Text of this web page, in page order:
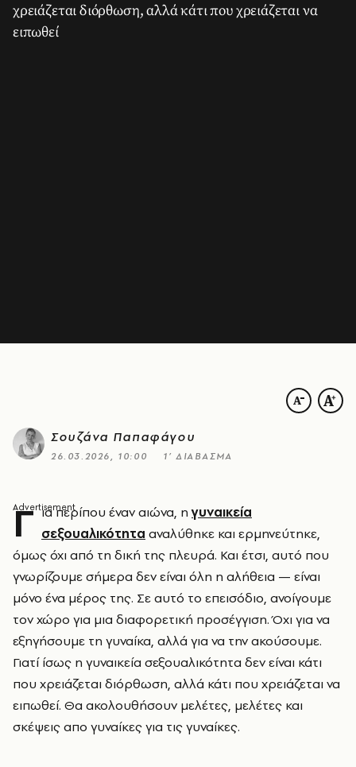
χρειάζεται διόρθωση, αλλά κάτι που χρειάζεται να
ειπωθεί
Σουζάνα Παπαφάγου
26.03.2026, 10:00 1’ ΔΙΑΒΑΣΜΑ
Γ ια περίπου έναν αιώνα, ηγυναικεία
σεξουαλικότητα αναλύθηκε και ερμηνεύτηκε,
όμως όχι από τη δική της πλευρά. Και έτσι, αυτό που
γνωρίζουμε σήμερα δεν είναι όλη η αλήθεια — είναι
μόνο ένα μέρος της. Σε αυτό το επεισόδιο, ανοίγουμε
τον χώρο για μια διαφορετική προσέγγιση. Όχι για να
εξηγήσουμε τη γυναίκα, αλλά για να την ακούσουμε.
Γιατί ίσως η γυναικεία σεξουαλικότητα δεν είναι κάτι
που χρειάζεται διόρθωση, αλλά κάτι που χρειάζεται να
ειπωθεί. Θα ακολουθήσουν μελέτες, μελέτες και
σκέψεις απο γυναίκες για τις γυναίκες.